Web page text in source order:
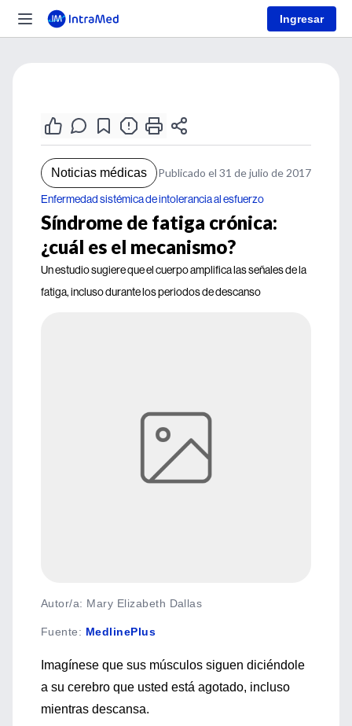
Ingresar
Noticias médicas Publicado el 31 de julio de 2017
Enfermedad sistémica de intolerancia al esfuerzo
Síndrome de fatiga crónica:
¿cuál es el mecanismo?
Un estudio sugiere que el cuerpo amplifica las señales de la
fatiga, incluso durante los periodos de descanso
Autor/a: Mary Elizabeth Dallas
Fuente: MedlinePlus
Imagínese que sus músculos siguen diciéndole
a su cerebro que usted está agotado, incluso
mientras descansa.